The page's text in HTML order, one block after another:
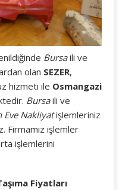
Bursaili ve
olan SEZER,
hizmeti ile Osmangazi
Bursaili ve
Eve Nakliyatişlemleriniz
Firmamız işlemler
işlemlerini
Fiyatları